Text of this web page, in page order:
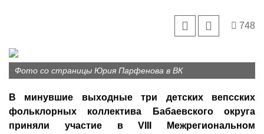
748
Фото со страницы Юрия Парфенова в ВК
В минувшие выходные три детских вепсских
фольклорных коллектива Бабаевского округа
приняли участие в VIII Межрегиональном